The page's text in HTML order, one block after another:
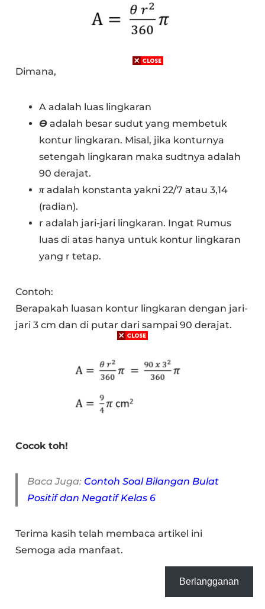
Dimana,
A adalah luas lingkaran
Ɵ adalah besar sudut yang membetuk
kontur lingkaran. Misal, jika konturnya
setengah lingkaran maka sudtnya adalah
90 derajat.
π adalah konstanta yakni 22/7 atau 3,14
(radian).
r adalah jari-jari lingkaran. Ingat Rumus
luas di atas hanya untuk kontur lingkaran
yang r tetap.
Contoh:
Berapakah luasan kontur lingkaran dengan jari-
jari 3 cm dan di putar dari sampai 90 derajat.
Cocok toh!
Baca Juga: Contoh Soal Bilangan Bulat
Positif dan Negatif Kelas 6
Terima kasih telah membaca artikel ini
Semoga ada manfaat.
Berlangganan